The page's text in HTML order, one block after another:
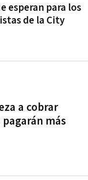
esperan para los
de la City
a cobrar
más